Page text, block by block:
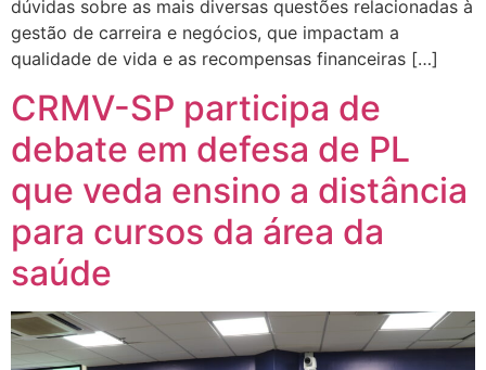
dúvidas sobre as mais diversas questões relacionadas à
gestão de carreira e negócios, que impactam a
qualidade de vida e as recompensas financeiras […]
CRMV-SP participa de
debate em defesa de PL
que veda ensino a distância
para cursos da área da
saúde